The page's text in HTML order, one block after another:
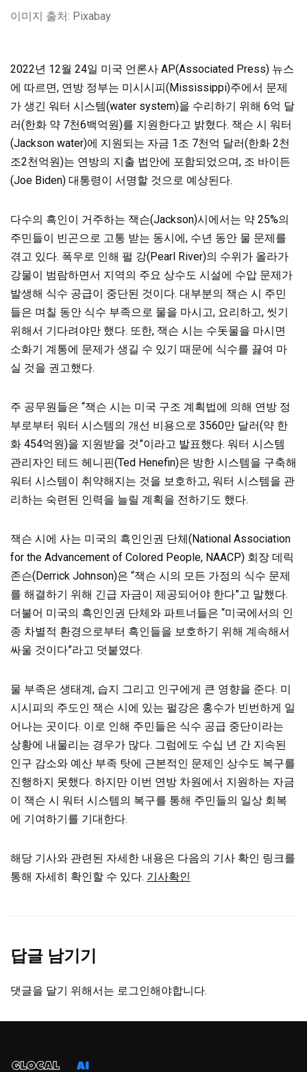
이미지 출처: Pixabay
2022년 12월 24일 미국 언론사 AP(Associated Press) 뉴스
에 따르면, 연방 정부는 미시시피(Mississippi)주에서 문제
가 생긴 워터 시스템(water system)을 수리하기 위해 6억 달
러(한화 약 7천6백억원)를 지원한다고 밝혔다. 잭슨 시 워터
(Jackson water)에 지원되는 자금 1조 7천억 달러(한화 2천
조2천억원)는 연방의 지출 법안에 포함되었으며, 조 바이든
(Joe Biden) 대통령이 서명할 것으로 예상된다.
다수의 흑인이 거주하는 잭슨(Jackson)시에서는 약 25%의
주민들이 빈곤으로 고통 받는 동시에, 수년 동안 물 문제를
겪고 있다. 폭우로 인해 펄 강(Pearl River)의 수위가 올라가
강물이 범람하면서 지역의 주요 상수도 시설에 수압 문제가
발생해 식수 공급이 중단된 것이다. 대부분의 잭슨 시 주민
들은 며칠 동안 식수 부족으로 물을 마시고, 요리하고, 씻기
위해서 기다려야만 했다. 또한, 잭슨 시는 수돗물을 마시면
소화기 계통에 문제가 생길 수 있기 때문에 식수를 끓여 마
실 것을 권고했다.
주 공무원들은 “잭슨 시는 미국 구조 계획법에 의해 연방 정
부로부터 워터 시스템의 개선 비용으로 3560만 달러(약 한
화 454억원)을 지원받을 것”이라고 발표했다. 워터 시스템
관리자인 테드 헤니핀(Ted Henefin)은 방한 시스템을 구축해
워터 시스템이 취약해지는 것을 보호하고, 워터 시스템을 관
리하는 숙련된 인력을 늘릴 계획을 전하기도 했다.
잭슨 시에 사는 미국의 흑인인권 단체(National Association
for the Advancement of Colored People, NAACP) 회장 데릭
존슨(Derrick Johnson)은 “잭슨 시의 모든 가정의 식수 문제
를 해결하기 위해 긴급 자금이 제공되어야 한다”고 말했다.
더불어 미국의 흑인인권 단체와 파트너들은 “미국에서의 인
종 차별적 환경으로부터 흑인들을 보호하기 위해 계속해서
싸울 것이다”라고 덧붙였다.
물 부족은 생태계, 습지 그리고 인구에게 큰 영향을 준다. 미
시시피의 주도인 잭슨 시에 있는 펄강은 홍수가 빈번하게 일
어나는 곳이다. 이로 인해 주민들은 식수 공급 중단이라는
상황에 내물리는 경우가 많다. 그럼에도 수십 년 간 지속된
인구 감소와 예산 부족 탓에 근본적인 문제인 상수도 복구를
진행하지 못했다. 하지만 이번 연방 차원에서 지원하는 자금
이 잭슨 시 워터 시스템의 복구를 통해 주민들의 일상 회복
에 기여하기를 기대한다.
해당 기사와 관련된 자세한 내용은 다음의 기사 확인 링크를
통해 자세히 확인할 수 있다. 기사확인
답글 남기기
댓글을 달기 위해서는 로그인해야합니다.